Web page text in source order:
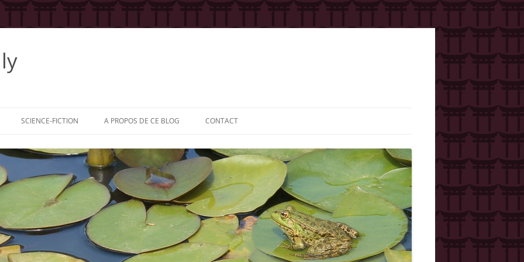
LE HÉROS
LES ÉDITEURS
SCIENCE-FICTION A PROPOS DE CE BLOG CONTACT